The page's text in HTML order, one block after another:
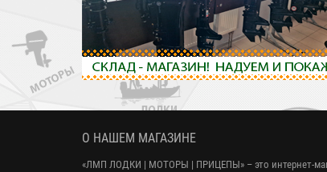
О НАШЕМ МАГАЗИНЕ
«ЛМП ЛОДКИ | МОТОРЫ | ПРИЦЕПЫ» – это интернет-